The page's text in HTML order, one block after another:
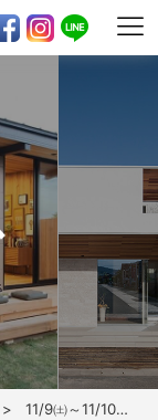
11/9㈯～11/10㈰チェックハウス【笛吹市】OPEN HOUSE！※完全予約制